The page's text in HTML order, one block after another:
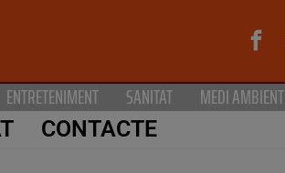
ENTRETENIMENT SANITAT MEDI AMBIENT
CONTACTE